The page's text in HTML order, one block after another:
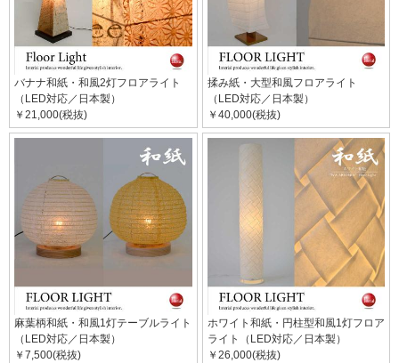
バナナ和紙・和風2灯フロアライト
（LED対応／日本製）
￥21,000(税抜)
揉み紙・大型和風フロアライト
（LED対応／日本製）
￥40,000(税抜)
麻葉柄和紙・和風1灯テーブルライト
（LED対応／日本製）
￥7,500(税抜)
ホワイト和紙・円柱型和風1灯フロア
ライト（LED対応／日本製）
￥26,000(税抜)